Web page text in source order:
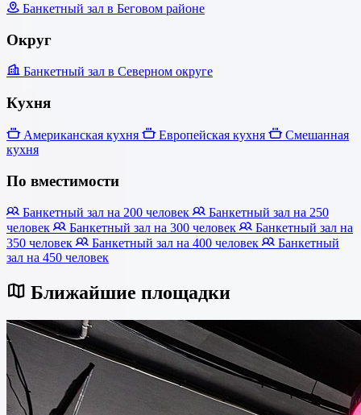
Банкетный зал в Беговом районе
Округ
Банкетный зал в Северном округе
Кухня
Американская кухня Европейская кухня
Смешанная
кухня
По вместимости
Банкетный зал на 200 человек
Банкетный зал на 250
человек
Банкетный зал на 300 человек
Банкетный зал на
350 человек
Банкетный зал на 400 человек
Банкетный
зал на 450 человек
Ближайшие площадки